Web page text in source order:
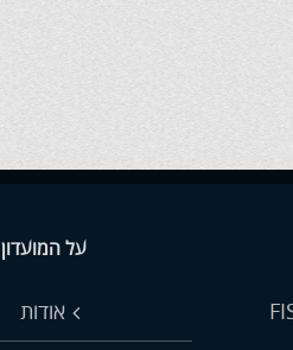
על המועדון
אודות